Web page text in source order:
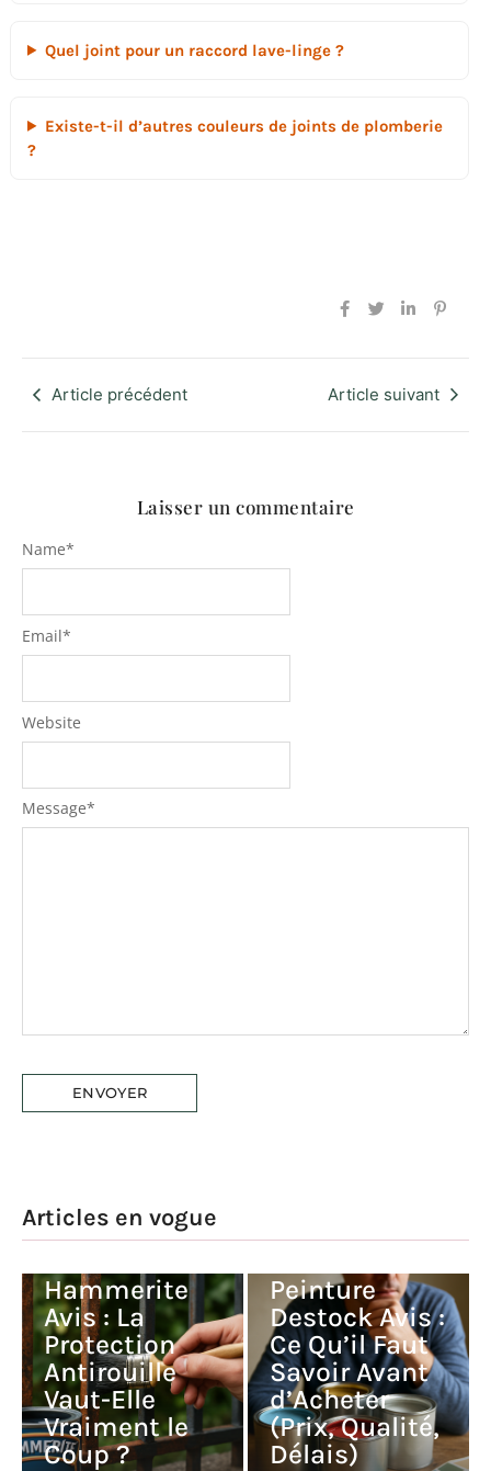
Quel joint pour un raccord lave-linge ?
Existe-t-il d’autres couleurs de joints de plomberie
?
Article précédent Article suivant
Laisser un commentaire
Message*
Name*
Email*
Website
Articles en vogue
Hammerite
Avis : La
Protection
Antirouille
Vaut-Elle
Vraiment le
Coup ?
Peinture
Destock Avis :
Ce Qu’il Faut
Savoir Avant
d’Acheter
(Prix, Qualité,
Délais)